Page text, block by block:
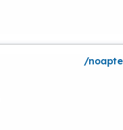
/noapte